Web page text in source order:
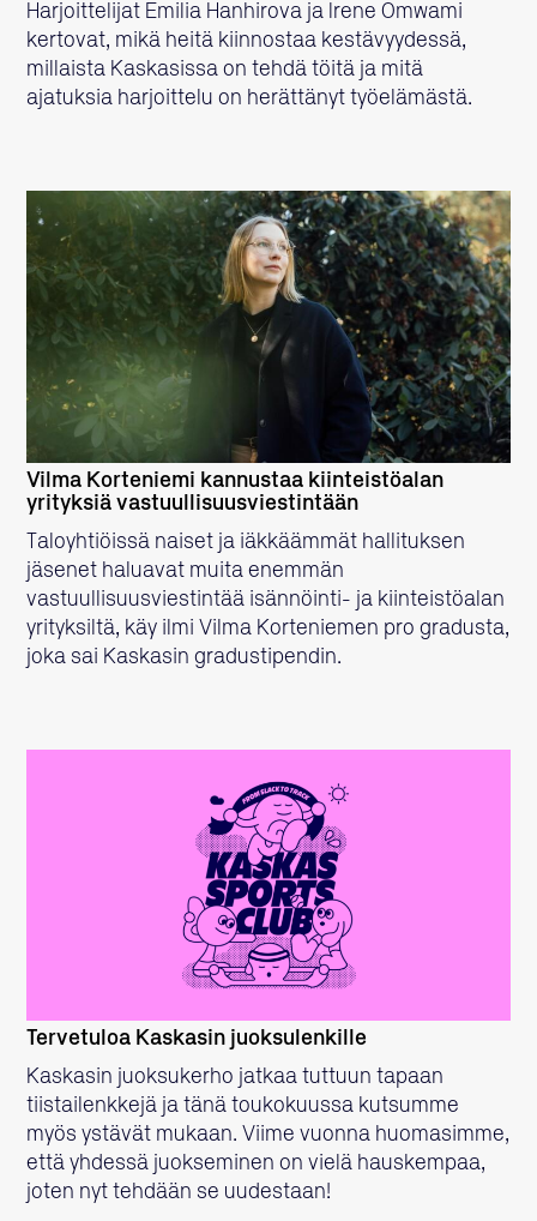
Harjoittelijat Emilia Hanhirova ja Irene Omwami
kertovat, mikä heitä kiinnostaa kestävyydessä,
millaista Kaskasissa on tehdä töitä ja mitä
ajatuksia harjoittelu on herättänyt työelämästä.
LUE LISÄÄ
Vilma Korteniemi kannustaa kiinteistöalan
yrityksiä vastuullisuusviestintään
Taloyhtiöissä naiset ja iäkkäämmät hallituksen
jäsenet haluavat muita enemmän
vastuullisuusviestintää isännöinti- ja kiinteistöalan
yrityksiltä, käy ilmi Vilma Korteniemen pro gradusta,
joka sai Kaskasin gradustipendin.
LUE LISÄÄ
Tervetuloa Kaskasin juoksulenkille
Kaskasin juoksukerho jatkaa tuttuun tapaan
tiistailenkkejä ja tänä toukokuussa kutsumme
myös ystävät mukaan. Viime vuonna huomasimme,
että yhdessä juokseminen on vielä hauskempaa,
joten nyt tehdään se uudestaan!